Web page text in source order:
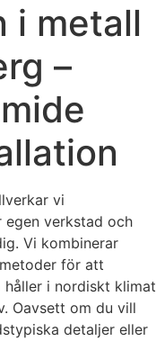
i metall
–
vi
egen verkstad och
Vi kombinerar
för att
håller i nordiskt klimat
Oavsett om du vill
detaljer eller